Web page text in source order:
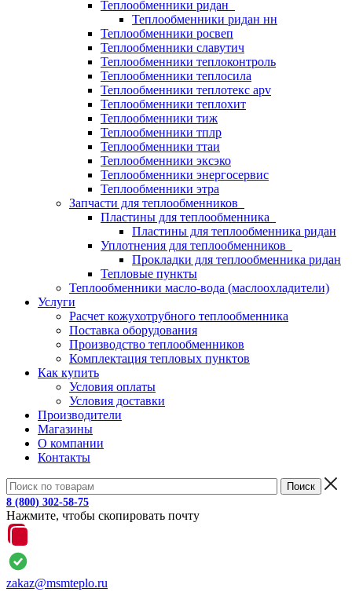
Теплообменники ридан
Теплообменники ридан нн
Теплообменники росвеп
Теплообменники славутич
Теплообменники теплоконтроль
Теплообменники теплосила
Теплообменники теплотекс apv
Теплообменники теплохит
Теплообменники тиж
Теплообменники тплр
Теплообменники ттаи
Теплообменники эксэко
Теплообменники энергосервис
Теплообменники этра
Запчасти для теплообменников
Пластины для теплообменника
Пластины для теплообменника ридан
Уплотнения для теплообменников
Прокладки для теплообменника ридан
Тепловые пункты
Теплообменники масло-вода (маслоохладители)
Услуги
Расчет кожухотрубного теплообменника
Поставка оборудования
Производство теплообменников
Комплектация тепловых пунктов
Как купить
Условия оплаты
Условия доставки
Производители
Магазины
О компании
Контакты
8 (800) 302-58-75
Нажмите, чтобы скопировать почту
zakaz@msmteplo.ru